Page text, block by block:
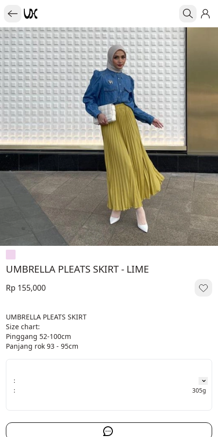
UMBRELLA PLEATS SKIRT - LIME
Rp 155,000
UMBRELLA PLEATS SKIRT
Size chart:
Pinggang 52-100cm
Panjang rok 93 - 95cm
:
:
305g